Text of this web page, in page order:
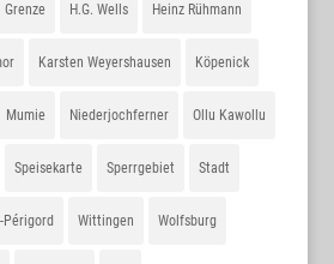
Grenze H.G. Wells Heinz Rühmann
Karsten Weyershausen Köpenick
Mumie Niederjochferner Ollu Kawollu
Speisekarte Sperrgebiet Stadt
Périgord Wittingen Wolfsburg